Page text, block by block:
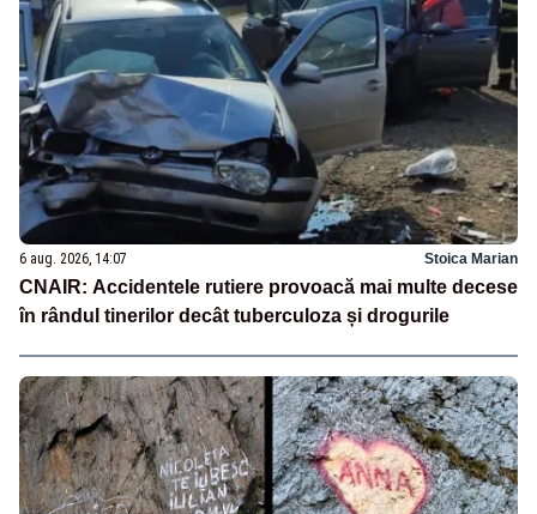
6 aug. 2026, 14:07 Stoica Marian
CNAIR: Accidentele rutiere provoacă mai multe decese
în rândul tinerilor decât tuberculoza și drogurile